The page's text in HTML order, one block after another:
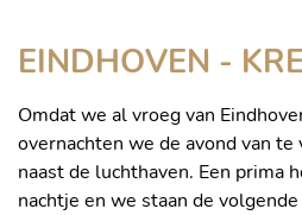
EINDHOVEN -
Omdat we al vroeg van
overnachten we de avond van
naast de luchthaven. Een prima
nachtje en we staan de